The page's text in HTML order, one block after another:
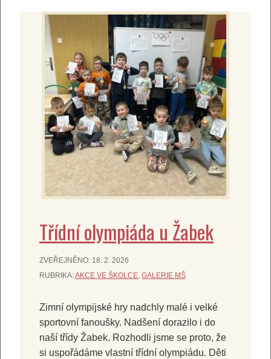
Třídní olympiáda u Žabek
ZVEŘEJNĚNO: 18. 2. 2026
RUBRIKA:AKCE VE ŠKOLCE, GALERIE MŠ
Zimní olympijské hry nadchly malé i velké
sportovní fanoušky. Nadšení dorazilo i do
naší třídy Žabek. Rozhodli jsme se proto, že
si uspořádáme vlastní třídní olympiádu. Děti